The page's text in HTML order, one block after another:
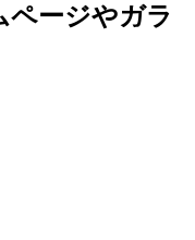
ページやガラ